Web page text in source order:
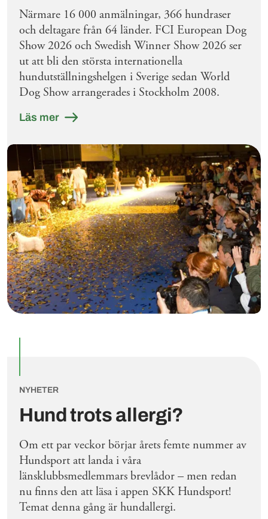
Närmare 16 000 anmälningar, 366 hundraser
och deltagare från 64 länder. FCI European Dog
Show 2026 och Swedish Winner Show 2026 ser
ut att bli den största internationella
hundutställningshelgen i Sverige sedan World
Dog Show arrangerades i Stockholm 2008.
Läs mer
Hund trots allergi?
NYHETER
Om ett par veckor börjar årets femte nummer av
Hundsport att landa i våra
länsklubbsmedlemmars brevlådor – men redan
nu finns den att läsa i appen SKK Hundsport!
Temat denna gång är hundallergi.